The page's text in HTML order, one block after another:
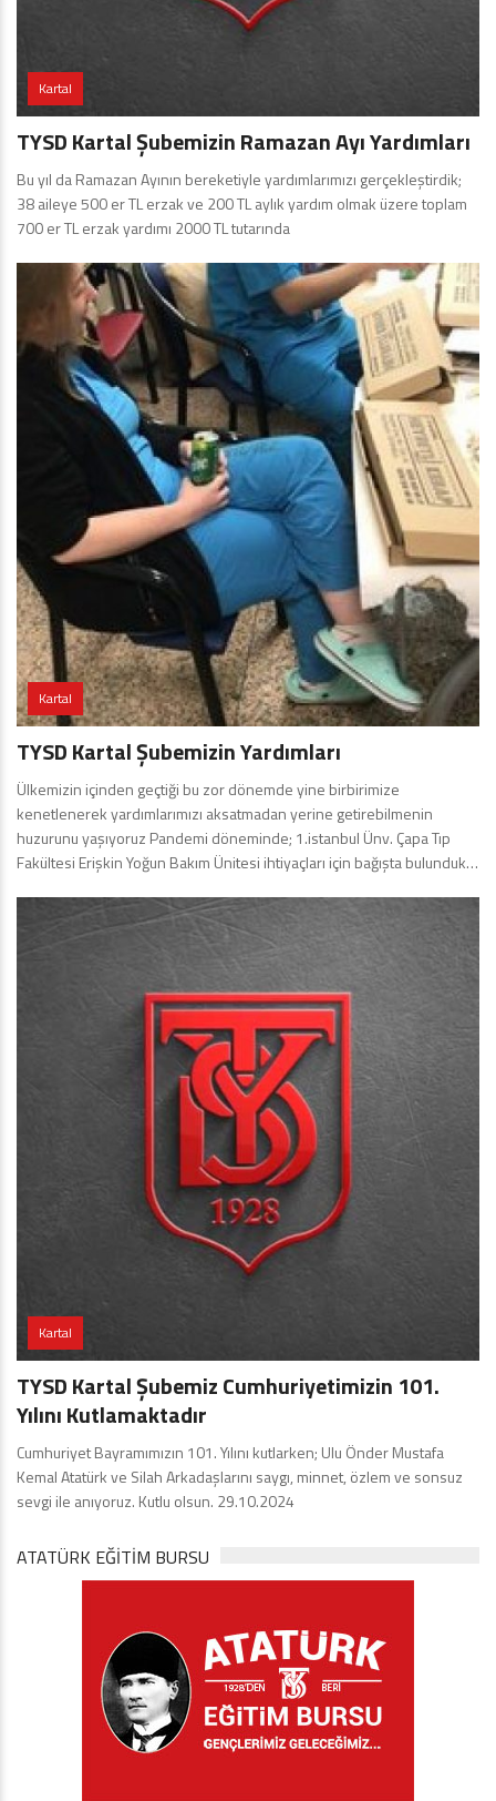
Kartal
TYSD Kartal Şubemizin Ramazan Ayı Yardımları
Bu yıl da Ramazan Ayının bereketiyle yardımlarımızı gerçekleştirdik;
38 aileye 500 er TL erzak ve 200 TL aylık yardım olmak üzere toplam
700 er TL erzak yardımı 2000 TL tutarında
Kartal
TYSD Kartal Şubemizin Yardımları
Ülkemizin içinden geçtiği bu zor dönemde yine birbirimize
kenetlenerek yardımlarımızı aksatmadan yerine getirebilmenin
huzurunu yaşıyoruz Pandemi döneminde; 1.istanbul Ünv. Çapa Tıp
Fakültesi Erişkin Yoğun Bakım Ünitesi ihtiyaçları için bağışta bulunduk…
Kartal
TYSD Kartal Şubemiz Cumhuriyetimizin 101.
Yılını Kutlamaktadır
Cumhuriyet Bayramımızın 101. Yılını kutlarken; Ulu Önder Mustafa
Kemal Atatürk ve Silah Arkadaşlarını saygı, minnet, özlem ve sonsuz
sevgi ile anıyoruz. Kutlu olsun. 29.10.2024
ATATÜRK EĞITIM BURSU